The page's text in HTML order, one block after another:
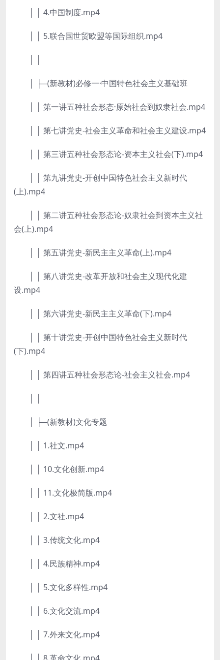
│ │ 4.中国制度.mp4
│ │ 5.联合国世贸欧盟等国际组织.mp4
│ ├─(新教材)必修一·中国特色社会主义基础班
│ │ 第一讲五种社会形态·原始社会到奴隶社会.mp4
│ │ 第七讲党史-社会主义革命和社会主义建设.mp4
│ │ 第三讲五种社会形态论-资本主义社会(下).mp4
│ │ 第九讲党史-开创中国特色社会主义新时代
(上).mp4
│ │ 第二讲五种社会形态论-奴隶社会到资本主义社
会(上).mp4
│ │ 第五讲党史-新民主主义革命(上).mp4
│ │ 第八讲党史-改革开放和社会主义现代化建
设.mp4
│ │ 第六讲党史-新民主主义革命(下).mp4
│ │ 第十讲党史-开创中国特色社会主义新时代
(下).mp4
│ │ 第四讲五种社会形态论-社会主义社会.mp4
│ ├─(新教材)文化专题
│ │ 1.社文.mp4
│ │ 10.文化创新.mp4
│ │ 11.文化极简版.mp4
│ │ 2.文社.mp4
│ │ 3.传统文化.mp4
│ │ 4.民族精神.mp4
│ │ 5.文化多样性.mp4
│ │ 6.文化交流.mp4
│ │ 7.外来文化.mp4